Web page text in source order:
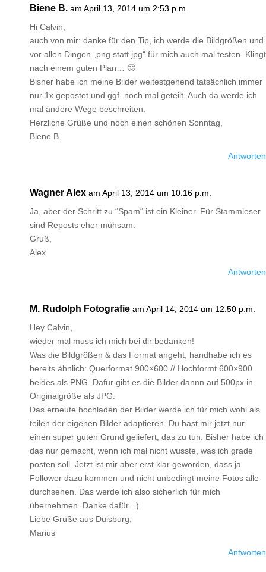
Biene B. am April 13, 2014 um 2:53 p.m.
Hi Calvin,
auch von mir: danke für den Tip, ich werde die Bildgrößen und
vor allen Dingen „png statt jpg“ für mich auch mal testen. Klingt
nach einem guten Plan… 🙂
Bisher habe ich meine Bilder weitestgehend tatsächlich immer
nur 1x gepostet und ggf. noch mal geteilt. Auch da werde ich
mal andere Wege beschreiten.
Herzliche Grüße und noch einen schönen Sonntag,
Biene B.
Antworten
Wagner Alex am April 13, 2014 um 10:16 p.m.
Ja, aber der Schritt zu “Spam“ ist ein Kleiner. Für Stammleser
sind Reposts eher mühsam.
Gruß,
Alex
Antworten
M. Rudolph Fotografie am April 14, 2014 um 12:50 p.m.
Hey Calvin,
wieder mal muss ich mich bei dir bedanken!
Was die Bildgrößen & das Format angeht, handhabe ich es
bereits ähnlich: Querformat 900×600 // Hochformt 600×900
beides als PNG. Dafür gibt es die Bilder dannn auf 500px in
Originalgröße als JPG.
Das erneute hochladen der Bilder werde ich für mich wohl als
teilen der eigenen Bilder adaptieren. Du hast mir jetzt nur
einen super guten Grund geliefert, das zu tun. Bisher habe ich
das nur gemacht, wenn ich mal nicht wusste, was ich grade
posten soll. Jetzt ist mir aber erst klar geworden, dass ja
Follower dazu kommen und nicht unbedingt meine Fotos alle
durchsehen. Das werde ich also sicherlich für mich
übernehmen. Danke dafür =)
Liebe Grüße aus Duisburg,
Marius
Antworten